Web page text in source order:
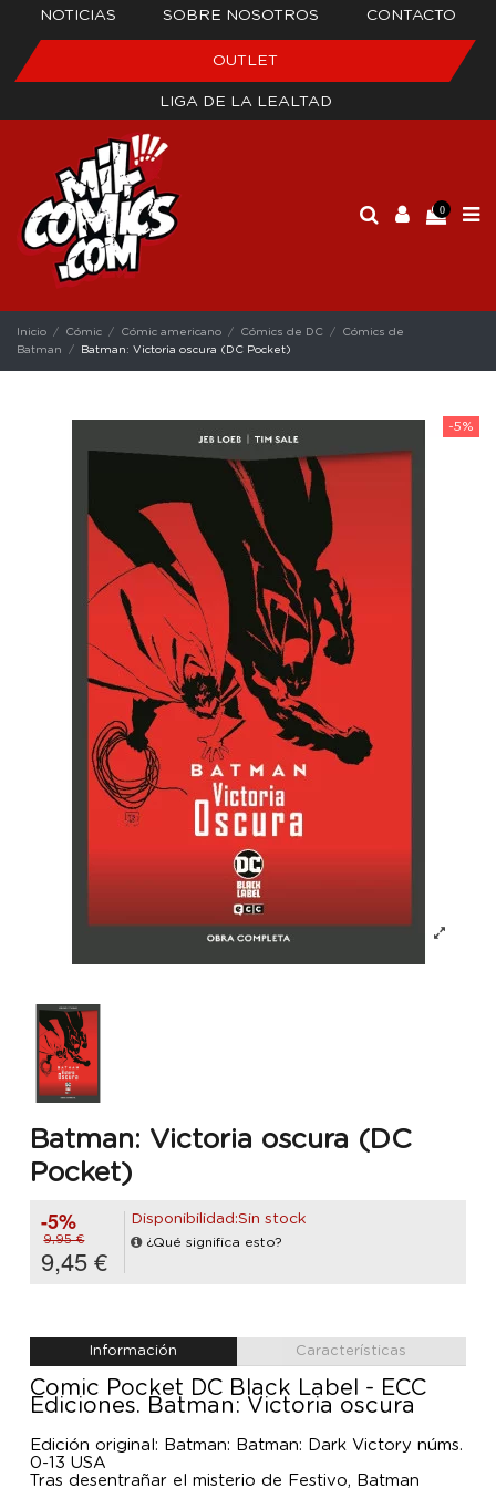
NOTICIAS SOBRE NOSOTROS CONTACTO
OUTLET
LIGA DE LA LEALTAD
0
Inicio Cómic Cómic americano Cómics de DC
Cómics de
Batman
Batman: Victoria oscura (DC Pocket)
-5%
Batman: Victoria oscura (DC
Pocket)
-5%
9,95 €
9,45 €
Disponibilidad:Sin stock
¿Qué significa esto?
Información Características
Comic Pocket DC Black Label - ECC
Ediciones. Batman: Victoria oscura
Edición original: Batman: Batman: Dark Victory núms.
0-13 USA
Tras desentrañar el misterio de Festivo, Batman